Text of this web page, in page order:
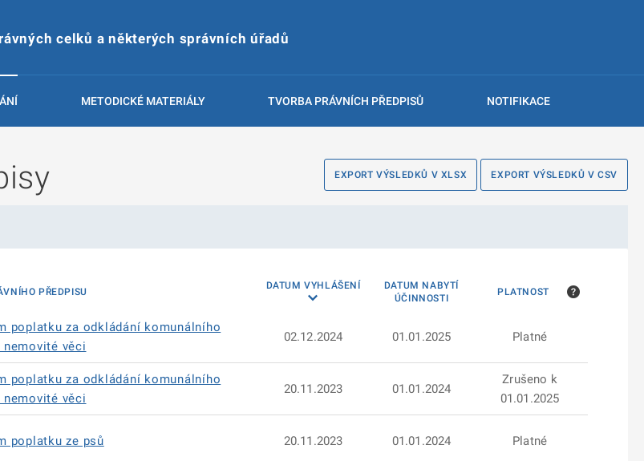
celků a některých správních úřadů
METODICKÉ MATERIÁLY TVORBA PRÁVNÍCH PŘEDPISŮ NOTIFIKACE
EXPORT VÝSLEDKŮ V XLSX EXPORT VÝSLEDKŮ V CSV
PŘEDPISU
DATUM VYHLÁŠENÍ
DATUM NABYTÍ
ÚČINNOSTI
PLATNOST
poplatku za odkládání komunálního
nemovité věci
02.12.2024 01.01.2025 Platné
poplatku za odkládání komunálního
nemovité věci
20.11.2023 01.01.2024
Zrušeno k
01.01.2025
poplatku ze psů 20.11.2023 01.01.2024 Platné